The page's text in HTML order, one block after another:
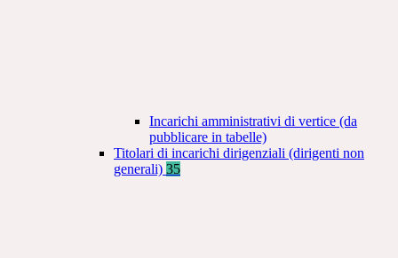
Incarichi amministrativi di vertice (da
pubblicare in tabelle)
Titolari di incarichi dirigenziali (dirigenti non
generali) 35